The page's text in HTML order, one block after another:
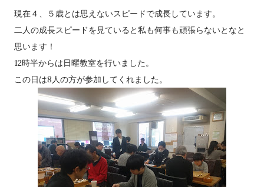
現在４、５歳とは思えないスピードで成長しています。
二人の成長スピードを見ていると私も何事も頑張らないとなと
思います！
12時半からは日曜教室を行いました。
この日は8人の方が参加してくれました。